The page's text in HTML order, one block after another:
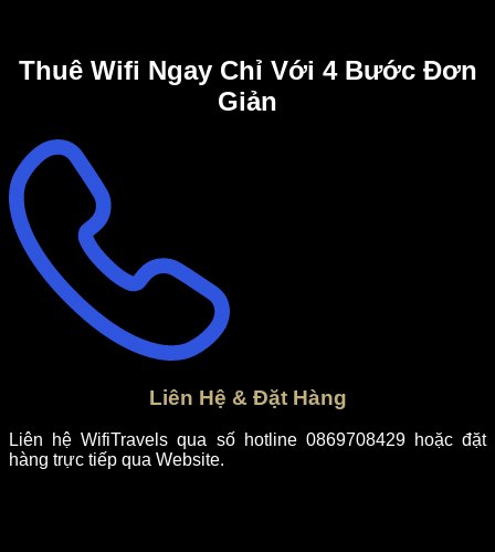
Thuê Wifi Ngay Chỉ Với 4 Bước Đơn
Giản
Liên Hệ & Đặt Hàng
Liên hệ WifiTravels qua số hotline 0869708429 hoặc đặt
hàng trực tiếp qua Website.